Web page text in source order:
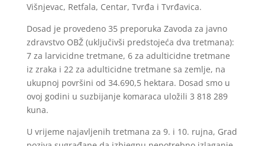
Višnjevac, Retfala, Centar, Tvrđa i Tvrđavica.
Dosad je provedeno 35 preporuka Zavoda za javno
zdravstvo OBŽ (uključivši predstojeća dva tretmana):
7 za larvicidne tretmane, 6 za adulticidne tretmane
iz zraka i 22 za adulticidne tretmane sa zemlje, na
ukupnoj površini od 34.690,5 hektara. Dosad smo u
ovoj godini u suzbijanje komaraca uložili 3 818 289
kuna.
U vrijeme najavljenih tretmana za 9. i 10. rujna, Grad